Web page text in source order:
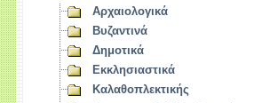
Αρχαιολογικά
Βυζαντινά
Δημοτικά
Εκκλησιαστικά
Καλαθοπλεκτικής